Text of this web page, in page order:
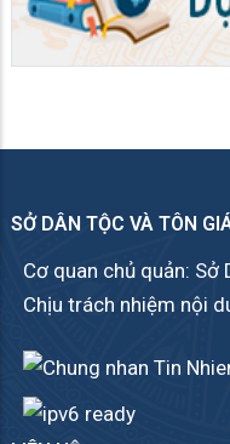
SỞ DÂN TỘC VÀ TÔN
Cơ quan chủ quản: Sở
Chịu trách nhiệm nội